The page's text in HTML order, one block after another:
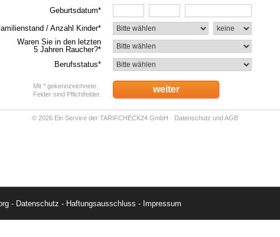
- Datenschutz - Haftungsausschluss - Impressum